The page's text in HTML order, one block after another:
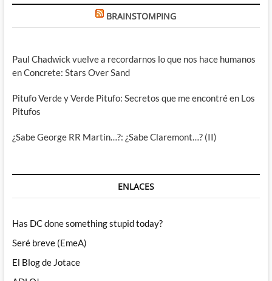
BRAINSTOMPING
Paul Chadwick vuelve a recordarnos lo que nos hace humanos
en Concrete: Stars Over Sand
Pitufo Verde y Verde Pitufo: Secretos que me encontré en Los
Pitufos
¿Sabe George RR Martin…?: ¿Sabe Claremont…? (II)
ENLACES
Has DC done something stupid today?
Seré breve (EmeA)
El Blog de Jotace